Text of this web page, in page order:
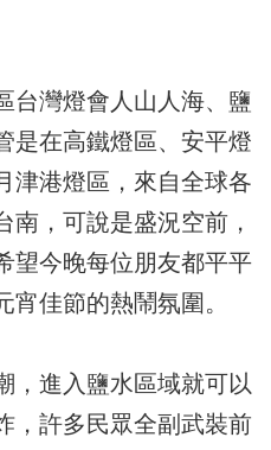
台灣燈會人山人海、鹽
是在高鐵燈區、安平燈
津港燈區，來自全球各
南，可說是盛況空前，
望今晚每位朋友都平平
佳節的熱鬧氛圍。
，進入鹽水區域就可以
，許多民眾全副武裝前